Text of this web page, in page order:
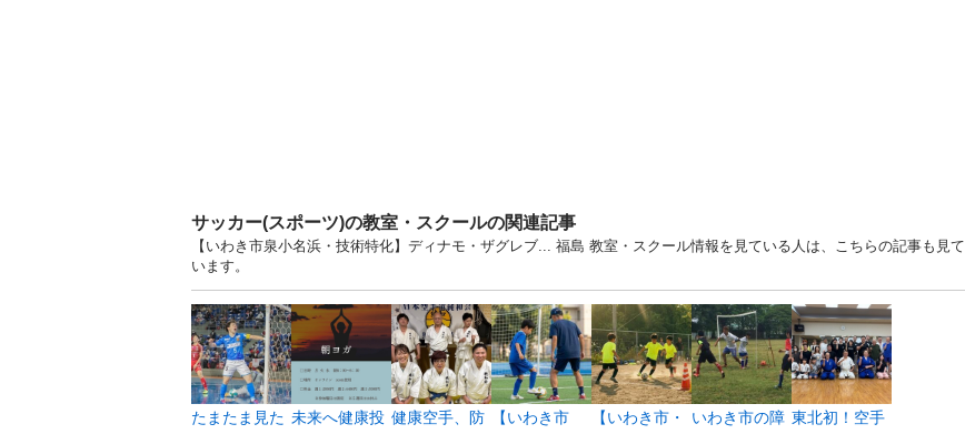
サッカー(スポーツ)の教室・スクールの関連記事
【いわき市泉小名浜・技術特化】ディナモ・ザグレブ... 福島 教室・スクール情報を見ている人は、こちらの記事も見て
います。
たまたま見た 未来へ健康投 健康空手、防
【いわき市
【いわき市・
いわき市の障 東北初！空手